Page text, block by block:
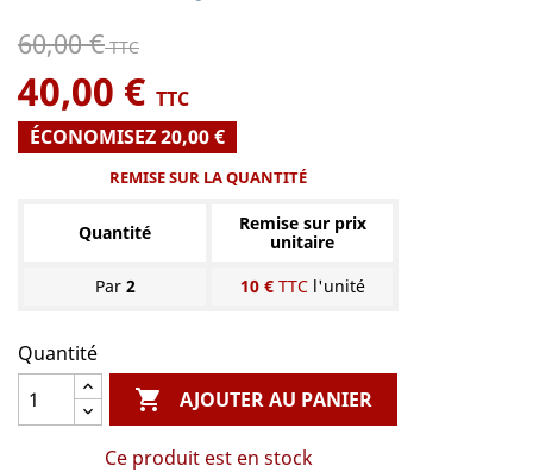
60,00 €TTC
40,00 € TTC
ÉCONOMISEZ 20,00 €
REMISE SUR LA QUANTITÉ
Quantité
Remise sur prix
unitaire
Par 2 10 €TTC l'unité
Quantité
 AJOUTER AU PANIER
Ce produit est en stock